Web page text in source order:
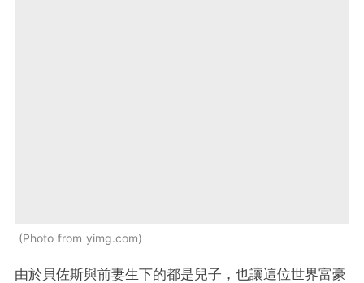
Photo from yimg.com
由於貝佐斯與前妻生下的都是兒子，也讓這位世界富豪